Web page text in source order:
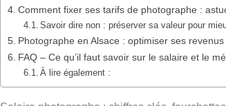
Comment fixer ses tarifs de photographe :
Savoir dire non : préserver sa valeur pour
Photographe en Alsace : optimiser ses
FAQ – Ce qu’il faut savoir sur le salaire et le
À lire également :